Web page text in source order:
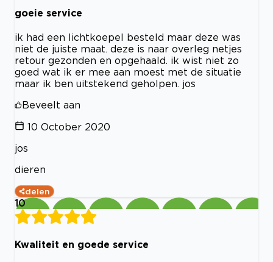
goeie service
ik had een lichtkoepel besteld maar deze was
niet de juiste maat. deze is naar overleg netjes
retour gezonden en opgehaald. ik wist niet zo
goed wat ik er mee aan moest met de situatie
maar ik ben uitstekend geholpen. jos
Beveelt aan
10 October 2020
jos
dieren
delen
10
Kwaliteit en goede service